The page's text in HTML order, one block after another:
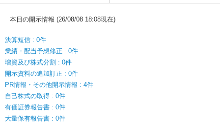
本日の開示情報 (26/08/08 18:08現在)
決算短信 : 0件
業績・配当予想修正 : 0件
増資及び株式分割 : 0件
開示資料の追加訂正 : 0件
PR情報・その他開示情報 : 4件
自己株式の取得 : 0件
有価証券報告書 : 0件
大量保有報告書 : 0件